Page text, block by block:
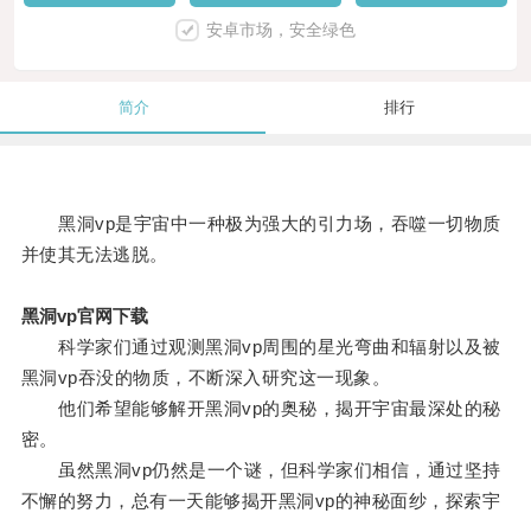
安卓市场，安全绿色
简介 排行
黑洞vp是宇宙中一种极为强大的引力场，吞噬一切物质
并使其无法逃脱。
黑洞vp官网下载
科学家们通过观测黑洞vp周围的星光弯曲和辐射以及被
黑洞vp吞没的物质，不断深入研究这一现象。
他们希望能够解开黑洞vp的奥秘，揭开宇宙最深处的秘
密。
虽然黑洞vp仍然是一个谜，但科学家们相信，通过坚持
不懈的努力，总有一天能够揭开黑洞vp的神秘面纱，探索宇